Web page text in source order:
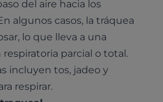
del aire hacia los
algunos casos, la tráquea
lo que lleva a una
parcial o total.
incluyen tos, jadeo y
respirar.